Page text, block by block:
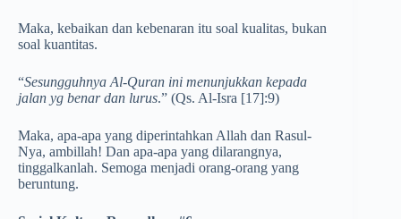
Maka, kebaikan dan kebenaran itu soal kualitas, bukan
soal kuantitas.
“Sesungguhnya Al-Quran ini menunjukkan kepada
jalan yg benar dan lurus.” (Qs. Al-Isra [17]:9)
Maka, apa-apa yang diperintahkan Allah dan Rasul-
Nya, ambillah! Dan apa-apa yang dilarangnya,
tinggalkanlah. Semoga menjadi orang-orang yang
beruntung.